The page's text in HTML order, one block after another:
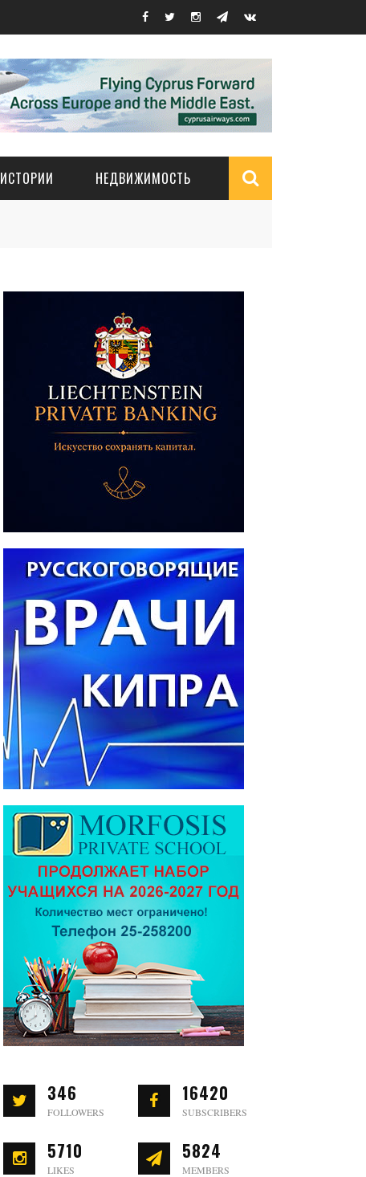
ИСТОРИИ НЕДВИЖИМОСТЬ
346
FOLLOWERS
16420
SUBSCRIBERS
5710
LIKES
5824
MEMBERS